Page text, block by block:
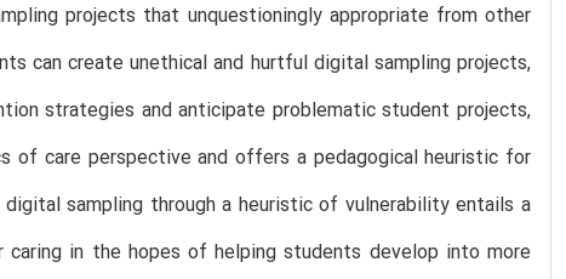
projects that unquestioningly appropriate from other
can create unethical and hurtful digital sampling projects,
strategies and anticipate problematic student projects,
of care perspective and offers a pedagogical heuristic for
sampling through a heuristic of vulnerability entails a
in the hopes of helping students develop into more